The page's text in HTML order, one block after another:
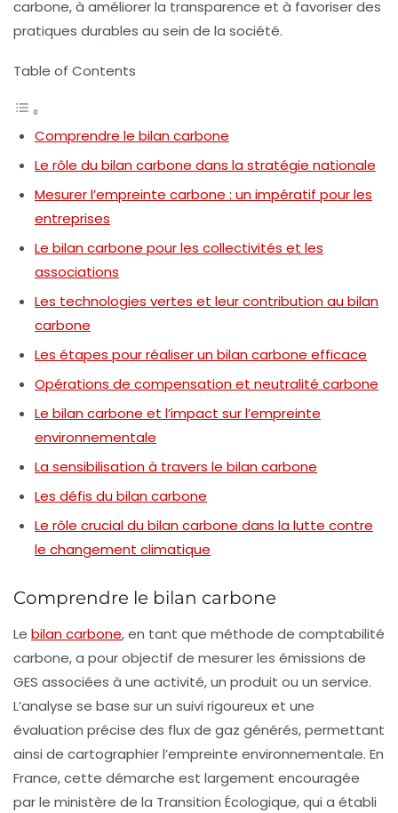
carbone, à améliorer la transparence et à favoriser des
pratiques durables au sein de la société.
Table of Contents
Comprendre le bilan carbone
Le rôle du bilan carbone dans la stratégie nationale
Mesurer l’empreinte carbone : un impératif pour les
entreprises
Le bilan carbone pour les collectivités et les
associations
Les technologies vertes et leur contribution au bilan
carbone
Les étapes pour réaliser un bilan carbone efficace
Opérations de compensation et neutralité carbone
Le bilan carbone et l’impact sur l’empreinte
environnementale
La sensibilisation à travers le bilan carbone
Les défis du bilan carbone
Le rôle crucial du bilan carbone dans la lutte contre
le changement climatique
Comprendre le bilan carbone
Le bilan carbone, en tant que méthode de comptabilité
carbone, a pour objectif de mesurer les émissions de
GES associées à une activité, un produit ou un service.
L’analyse se base sur un suivi rigoureux et une
évaluation précise des flux de gaz générés, permettant
ainsi de cartographier l’empreinte environnementale. En
France, cette démarche est largement encouragée
par le ministère de la Transition Écologique, qui a établi